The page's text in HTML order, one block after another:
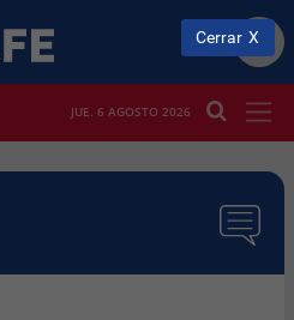
JUE. 6 AGOSTO 2026
Cerrar